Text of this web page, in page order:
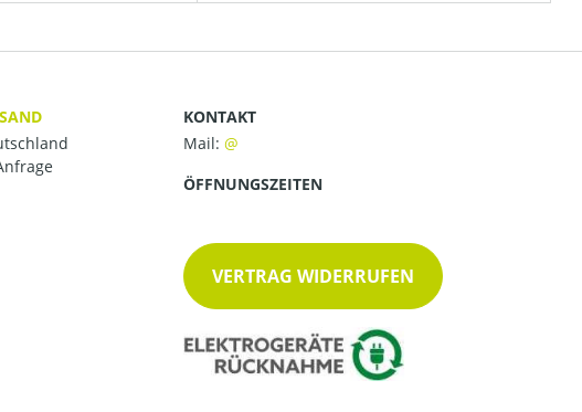
KONTAKT
Mail:
ÖFFNUNGSZEITEN
VERTRAG WIDERRUFEN